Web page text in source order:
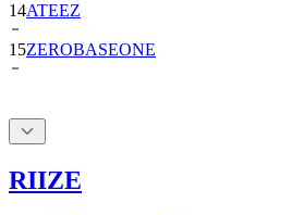
14ATEEZ
15ZEROBASEONE
RIIZE